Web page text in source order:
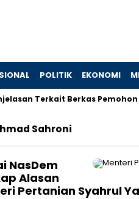
POLITIK EKONOMI
Terkait Berkas Pemohon
Sahroni
NasDem
Alasan
Pertanian Syahrul